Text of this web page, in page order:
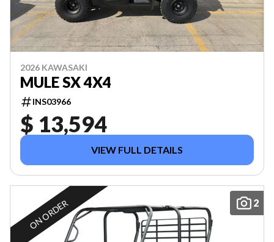
2026 KAWASAKI
MULE SX 4X4
INS03966
$ 13,594
VIEW FULL DETAILS
2
ON ORDER